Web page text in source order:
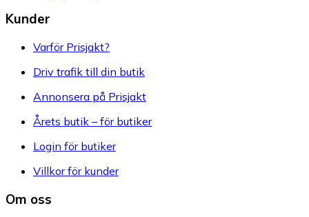
Kunder
Varför Prisjakt?
Driv trafik till din butik
Annonsera på Prisjakt
Årets butik – för butiker
Login för butiker
Villkor för kunder
Om oss